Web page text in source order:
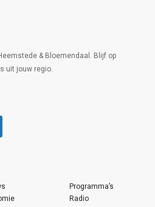
& Bloemendaal. Blijf op
uit jouw regio.
Programma’s
Radio